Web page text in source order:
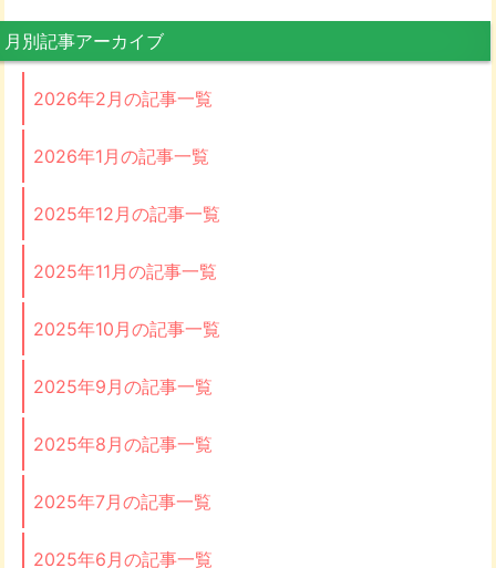
月別記事アーカイブ
2026年2月の記事一覧
2026年1月の記事一覧
2025年12月の記事一覧
2025年11月の記事一覧
2025年10月の記事一覧
2025年9月の記事一覧
2025年8月の記事一覧
2025年7月の記事一覧
2025年6月の記事一覧